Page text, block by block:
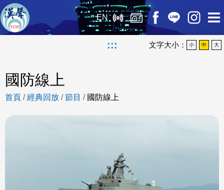
EN
::: 文字大小： 小 中 大
國防線上
首頁 /經典回放 /節目 / 國防線上